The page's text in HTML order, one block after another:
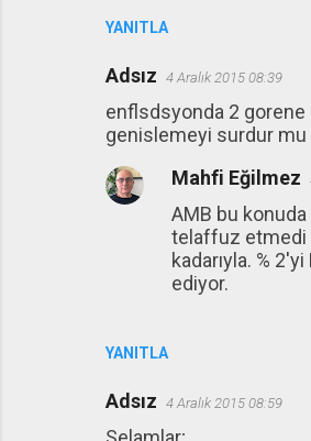
YANITLA
Adsız 4 Aralık 2015 08:39
enflsdsyonda 2 gorene
genislemeyi surdur mu
YANITLA
Mahfi Eğilmez
AMB bu
telaffuz etmedi
kadarıyla. %
ediyor.
Adsız 4 Aralık 2015 08:59